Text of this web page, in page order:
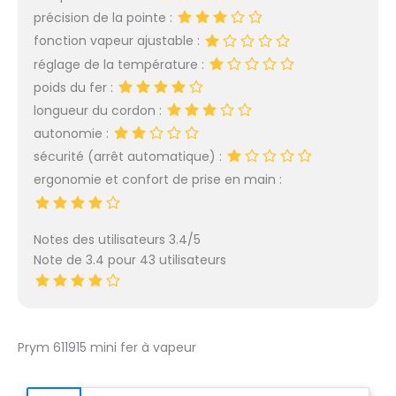
(Sec & Vapeur) – Le Must
du Repassage Pro: Ce fer à
repasser vapeur offre deux
options : repassage à sec
pour une finition parfaite
ou mode vapeur (0,4
g/poussée) pour les plis
tenaces. Son réservoir
caché de 50 mL en fait un
défroisseur pratique pour
coton et lin comme un fer
à repasser couture haut de
Créatifs: Avec seulement
pliable, ce mini fer à
précision de la pointe :
fonction vapeur ajustable :
réglage de la température :
poids du fer :
longueur du cordon :
autonomie :
sécurité (arrêt automatique) :
ergonomie et confort de prise en main :
Notes des utilisateurs 3.4/5
Note de 3.4 pour 43 utilisateurs
Prym 611915 mini fer à vapeur